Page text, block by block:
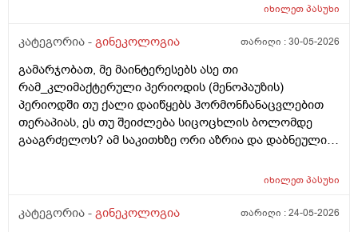
მოქმედებსო,2 კვირის წინ სხვა ქალაქში გავემგვაზრე
გავიკეთე ისევ უარყოფითია. შემდეგი 1 კვირის
განმავლობაში ვერ ვახერხებ მისვლას ექიმთან. არის
რაიმე შანსი ფეხმძიმობის? აზრი აქვს განმეორებით
ტესტს? მენტრუაცია რეგულარული მქონდა ხოლმე28-
30 დღე შუალედი.
იხილეთპასუხი
კატეგორია - გინეკოლოგია თარიღი :30-05-2026
გამარჯობათ, მე მაინტერესებს ასე თი
რამ_კლიმაქტერული პერიოდის (მენოპაუზის)
პერიოდში თუ ქალი დაიწყებს ჰორმონჩანაცვლებით
თერაპიას, ეს თუ შეიძლება სიცოცხლის ბოლომდე
გააგრძელოს? ამ საკითხზე ორი აზრია და დაბნეული
ჰორმონჩანაცვლებითი თერაპია (სიცოცხლის
დაავადებებსა და ალცჰაიმერის რისკს უმცირებს და
იხილეთპასუხი
კატეგორია - გინეკოლოგია თარიღი :24-05-2026